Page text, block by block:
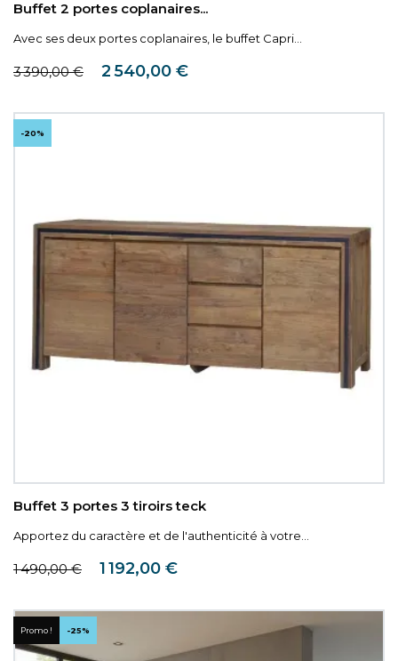
Buffet 2 portes coplanaires...
Avec ses deux portes coplanaires, le buffet Capri...
Prix de base
3 390,00 € Prix2 540,00 €
Buffet 3 portes 3 tiroirs teck
Apportez du caractère et de l'authenticité à votre...
Prix de base
1 490,00 € Prix
1 192,00 €
-20%
Promo ! -25%